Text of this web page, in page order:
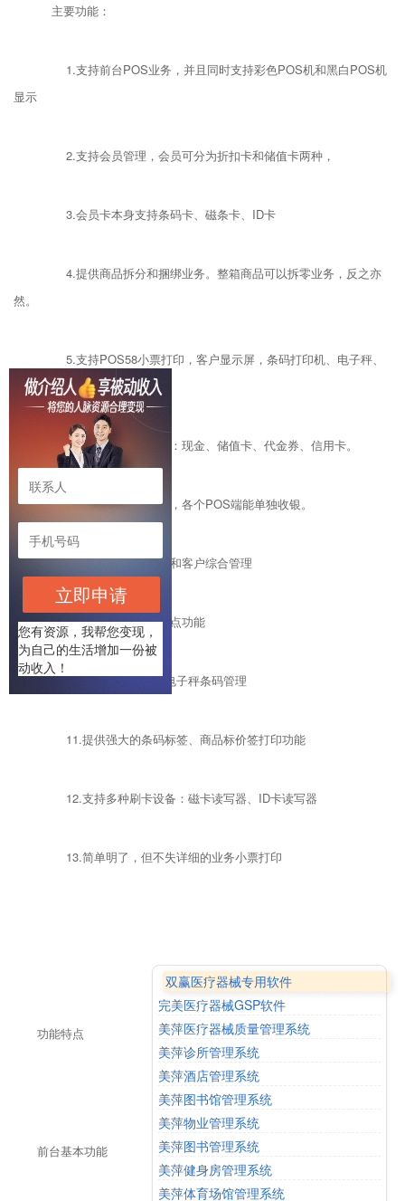
主要功能：
1.支持前台POS业务，并且同时支持彩色POS机和黑白POS机
显示
2.支持会员管理，会员可分为折扣卡和储值卡两种，
3.会员卡本身支持条码卡、磁条卡、ID卡
4.提供商品拆分和捆绑业务。整箱商品可以拆零业务，反之亦
然。
5.支持POS58小票打印，客户显示屏，条码打印机、电子秤、
条码枪。
6.支持多种结帐方式：现金、储值卡、代金券、信用卡。
7.支持断网收银功能，各个POS端能单独收银。
8.完整的供货商管理和客户综合管理
9.简单实用的库存盘点功能
10.支持生鲜货品的电子秤条码管理
11.提供强大的条码标签、商品标价签打印功能
12.支持多种刷卡设备：磁卡读写器、ID卡读写器
13.简单明了，但不失详细的业务小票打印
功能特点
前台基本功能
立即申请
您有资源，我帮您变现，
为自己的生活增加一份被
动收入！
双赢医疗器械专用软件
完美医疗器械GSP软件
美萍医疗器械质量管理系统
美萍诊所管理系统
美萍酒店管理系统
美萍图书馆管理系统
美萍物业管理系统
美萍图书管理系统
美萍健身房管理系统
美萍体育场馆管理系统